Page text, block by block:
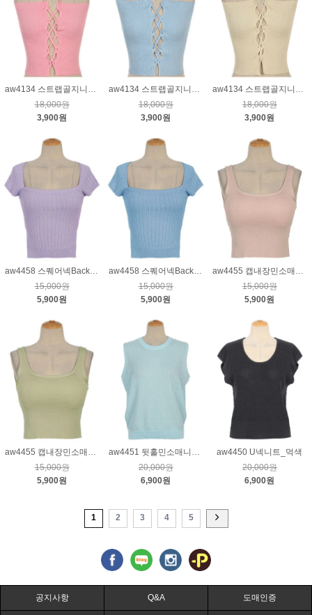
aw4134 스트랩골지니트탑_핑크
18,000원
3,900원
aw4134 스트랩골지니트탑_블루
18,000원
3,900원
aw4134 스트랩골지니트탑_연베이지
18,000원
3,900원
aw4458 스퀘어넥Back매듭니트_퍼플
15,000원
5,900원
aw4458 스퀘어넥Back매듭니트_블루
15,000원
5,900원
aw4455 캡내장민소매니트_핑크
15,000원
5,900원
aw4455 캡내장민소매니트_연카키
15,000원
5,900원
aw4451 뒷홀민소매니트_블루
20,000원
6,900원
aw4450 U넥니트_먹색
20,000원
6,900원
1 2 3 4 5
공지사항 Q&A 도매인증